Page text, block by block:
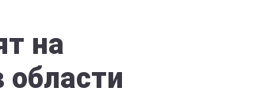
на
области